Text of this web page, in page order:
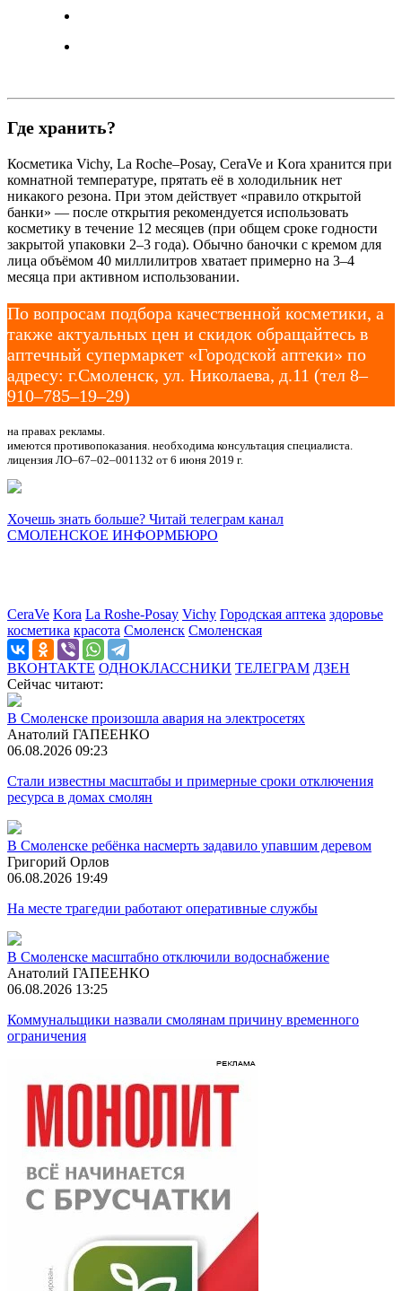
Где хранить?
Косметика Vichy, La Roche–Posay, CeraVe и Kora хранится при
комнатной температуре, прятать её в холодильник нет
никакого резона. При этом действует «правило открытой
банки» — после открытия рекомендуется использовать
косметику в течение 12 месяцев (при общем сроке годности
закрытой упаковки 2–3 года). Обычно баночки с кремом для
лица объёмом 40 миллилитров хватает примерно на 3–4
месяца при активном использовании.
По вопросам подбора качественной косметики, а
также актуальных цен и скидок обращайтесь в
аптечный супермаркет «Городской аптеки» по
адресу: г.Смоленск, ул. Николаева, д.11 (тел 8–
910–785–19–29)
на правах рекламы.
имеются противопоказания. необходима консультация специалиста.
лицензия ЛО–67–02–001132 от 6 июня 2019 г.
Хочешь знать больше? Читай телеграм канал
СМОЛЕНСКОЕ ИНФОРМБЮРО
CeraVe Kora La Roshe-Posay Vichy Городская аптека здоровье
косметика красота Смоленск Смоленская
ВКОНТАКТЕ ОДНОКЛАССНИКИ ТЕЛЕГРАМ ДЗЕН
Сейчас читают:
В Смоленске произошла авария на электросетях
Анатолий ГАПЕЕНКО
06.08.2026 09:23
Стали известны масштабы и примерные сроки отключения
ресурса в домах смолян
В Смоленске ребёнка насмерть задавило упавшим деревом
Григорий Орлов
06.08.2026 19:49
На месте трагедии работают оперативные службы
В Смоленске масштабно отключили водоснабжение
Анатолий ГАПЕЕНКО
06.08.2026 13:25
Коммунальщики назвали смолянам причину временного
ограничения